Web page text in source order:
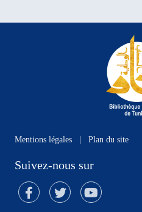
Mentions légales Plan du site
Suivez-nous sur